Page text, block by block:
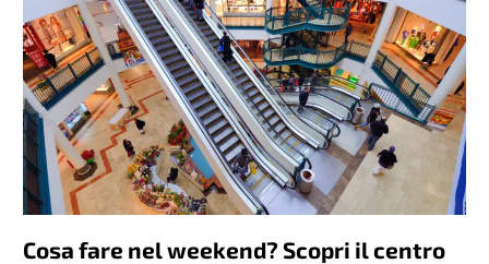
Cosa fare nel weekend? Scopri il centro